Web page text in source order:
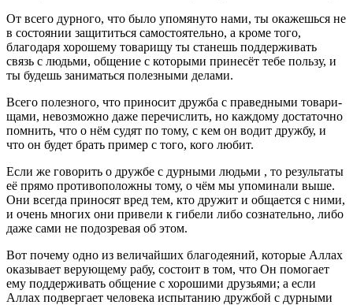
От всего дурного, что было упомянуто нами, ты окажешься не
в состоянии защититься самостоятельно, а кроме того,
благодаря хо­рошему товарищу ты станешь поддерживать
связь с людьми, об­щение с которыми принесёт тебе пользу, и
ты будешь заниматься полезными делами.
Всего полезного, что приносит дружба с праведными товари­
щами, невозможно даже перечислить, но каждому достаточно
помнить, что о нём судят по тому, с кем он водит дружбу, и
что он будет брать пример с того, кого любит.
Если же говорить о дружбе с дурными людьми , то результаты
её прямо противоположны тому, о чём мы упоминали выше.
Они всегда приносят вред тем, кто дружит и общается с ними,
и очень многих они привели к гибели либо сознательно, либо
даже сами не подозревая об этом.
Вот почему одно из величайших благодеяний, которые Аллах
оказывает верующему рабу, состоит в том, что Он помогает
ему поддерживать общение с хорошими друзьями; а если
Аллах под­вергает человека испытанию дружбой с дурными